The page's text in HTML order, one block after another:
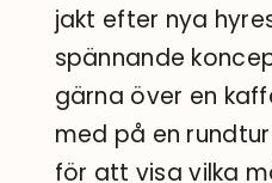
jakt efter nya
spännande
gärna över en
med på en
för att visa vilka